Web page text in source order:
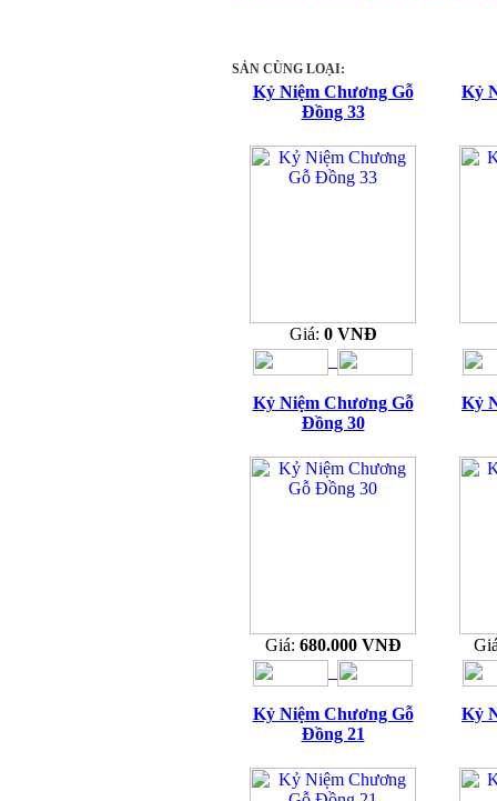
SẢN CÙNG LOẠI:
Kỷ Niệm Chương Gỗ
Đồng 33
Giá: 0 VNĐ
Kỷ
Kỷ Niệm Chương Gỗ
Đồng 30
Giá: 680.000 VNĐ
Kỷ
Kỷ Niệm Chương Gỗ
Đồng 21
Kỷ